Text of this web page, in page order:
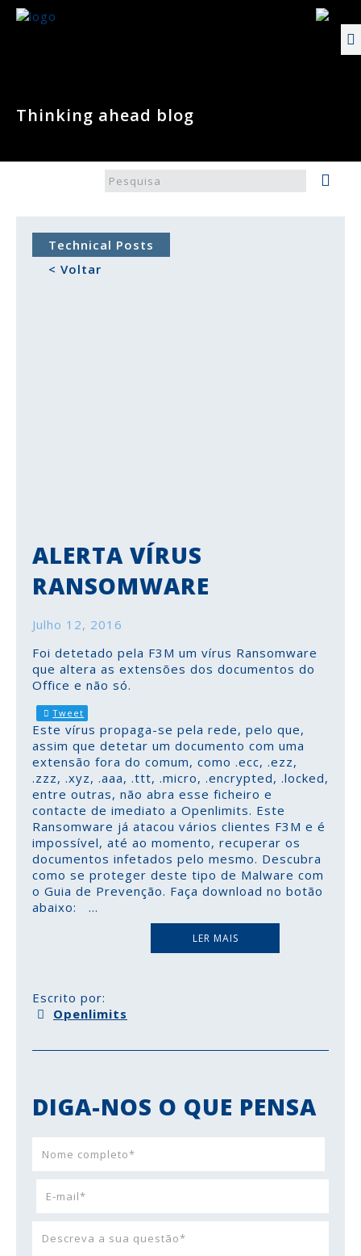
Thinking ahead blog
Technical Posts
< Voltar
ALERTA VÍRUS
RANSOMWARE
Julho 12, 2016
Foi detetado pela F3M um vírus Ransomware
que altera as extensões dos documentos do
Office e não só.
Tweet
Este vírus propaga-se pela rede, pelo que,
assim que detetar um documento com uma
extensão fora do comum, como .ecc, .ezz,
.zzz, .xyz, .aaa, .ttt, .micro, .encrypted, .locked,
entre outras, não abra esse ficheiro e
contacte de imediato a Openlimits. Este
Ransomware já atacou vários clientes F3M e é
impossível, até ao momento, recuperar os
documentos infetados pelo mesmo. Descubra
como se proteger deste tipo de Malware com
o Guia de Prevenção. Faça download no botão
abaixo: ...
LER MAIS
Escrito por:
Openlimits
DIGA-NOS O QUE PENSA